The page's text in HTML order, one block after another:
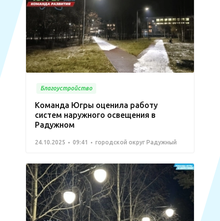
Благоустройство
Команда Югры оценила работу
систем наружного освещения в
Радужном
24.10.2025 09:41 городской округ Радужный